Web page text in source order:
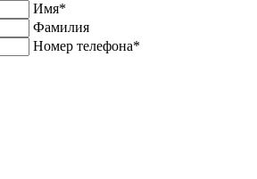
Имя*
Фамилия
Номер телефона*